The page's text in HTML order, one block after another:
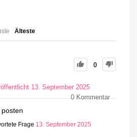
Älteste
0
13. September 2025
0Kommentar
Frage 13. September 2025